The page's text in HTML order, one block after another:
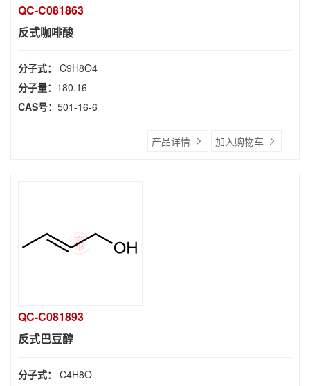
QC-C081863
反式咖啡酸
分子式： C9H8O4
分子量： 180.16
CAS号： 501-16-6
产品详情 加入购物车
QC-C081893
反式巴豆醇
分子式： C4H8O